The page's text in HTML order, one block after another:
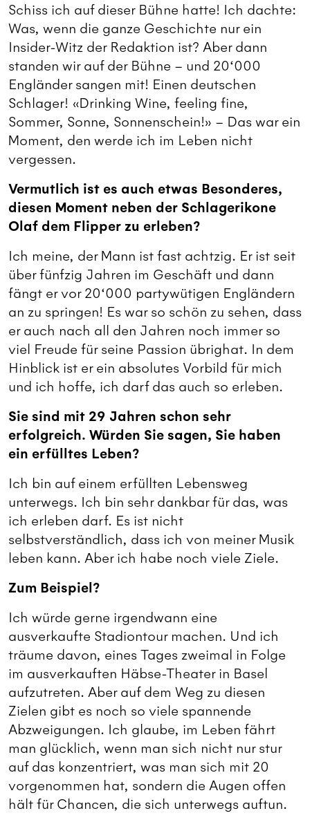
Schiss ich auf dieser Bühne hatte! Ich dachte:
Was, wenn die ganze Geschichte nur ein
Insider-Witz der Redaktion ist? Aber dann
standen wir auf der Bühne – und 20‘000
Engländer sangen mit! Einen deutschen
Schlager! «Drinking Wine, feeling fine,
Sommer, Sonne, Sonnenschein!» – Das war ein
Moment, den werde ich im Leben nicht
vergessen.
Vermutlich ist es auch etwas Besonderes,
diesen Moment neben der Schlagerikone
Olaf dem Flipper zu erleben?
Ich meine, der Mann ist fast achtzig. Er ist seit
über fünfzig Jahren im Geschäft und dann
fängt er vor 20‘000 partywütigen Engländern
an zu springen! Es war so schön zu sehen, dass
er auch nach all den Jahren noch immer so
viel Freude für seine Passion übrighat. In dem
Hinblick ist er ein absolutes Vorbild für mich
und ich hoffe, ich darf das auch so erleben.
Sie sind mit 29 Jahren schon sehr
erfolgreich. Würden Sie sagen, Sie haben
ein erfülltes Leben?
Ich bin auf einem erfüllten Lebensweg
unterwegs. Ich bin sehr dankbar für das, was
ich erleben darf. Es ist nicht
selbstverständlich, dass ich von meiner Musik
leben kann. Aber ich habe noch viele Ziele.
Zum Beispiel?
Ich würde gerne irgendwann eine
ausverkaufte Stadiontour machen. Und ich
träume davon, eines Tages zweimal in Folge
im ausverkauften Häbse-Theater in Basel
aufzutreten. Aber auf dem Weg zu diesen
Zielen gibt es noch so viele spannende
Abzweigungen. Ich glaube, im Leben fährt
man glücklich, wenn man sich nicht nur stur
auf das konzentriert, was man sich mit 20
vorgenommen hat, sondern die Augen offen
hält für Chancen, die sich unterwegs auftun.